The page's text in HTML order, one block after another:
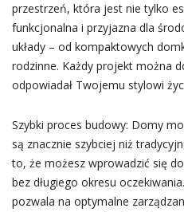
przestrzeń, która jest nie tylko
funkcjonalna i przyjazna dla
układy – od kompaktowych
rodzinne. Każdy projekt można
odpowiadał Twojemu stylowi
Szybki proces budowy: Domy
są znacznie szybciej niż
to, że możesz wprowadzić się
bez długiego okresu
pozwala na optymalne